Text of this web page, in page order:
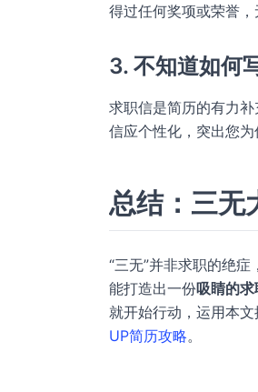
得过任何奖项或荣誉，
3. 不知道如何
求职信是简历的有力
信应个性化，突出您为
总结：三无
“三无”并非求职的绝
能打造出一份吸睛的
就开始行动，运用本文
UP简历攻略。